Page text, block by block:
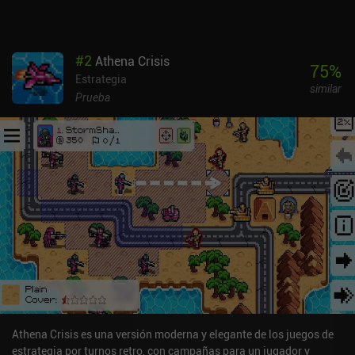
#2 Athena Crisis
Estrategia
Prueba
75%
similar
Athena Crisis es una versión moderna y elegante de los juegos de
estrategia por turnos retro, con campañas para un jugador y